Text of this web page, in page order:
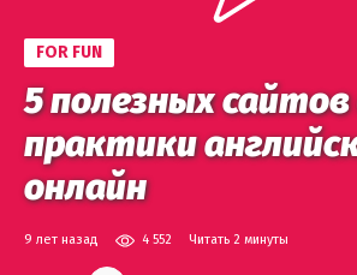
FOR FUN
5 полезных сайтов
практики
онлайн
9 лет назад 4 552 Читать 2 минуты